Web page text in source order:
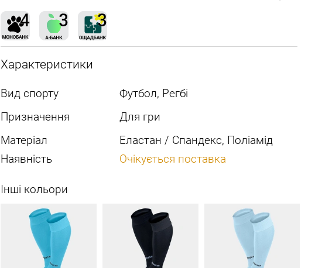
Характеристики
Вид спорту
Футбол, Регбі
Призначення
Для гри
Матеріал
Еластан / Спандекс, Поліамід
Наявність
Очікується поставка
Інші кольори